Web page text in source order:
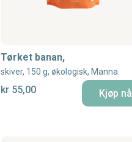
Tørket banan,
skiver, 150 g, økologisk, Manna
kr 55,00 Kjøp nå